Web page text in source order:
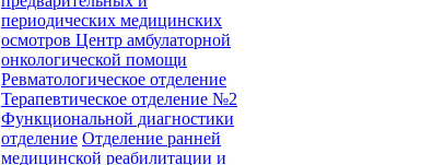
периодических медицинских
осмотровЦентр амбулаторной
онкологической помощи
Ревматологическое отделение
Терапевтическое отделение №2
Функциональной диагностики
отделение Отделение ранней
медицинской реабилитации и